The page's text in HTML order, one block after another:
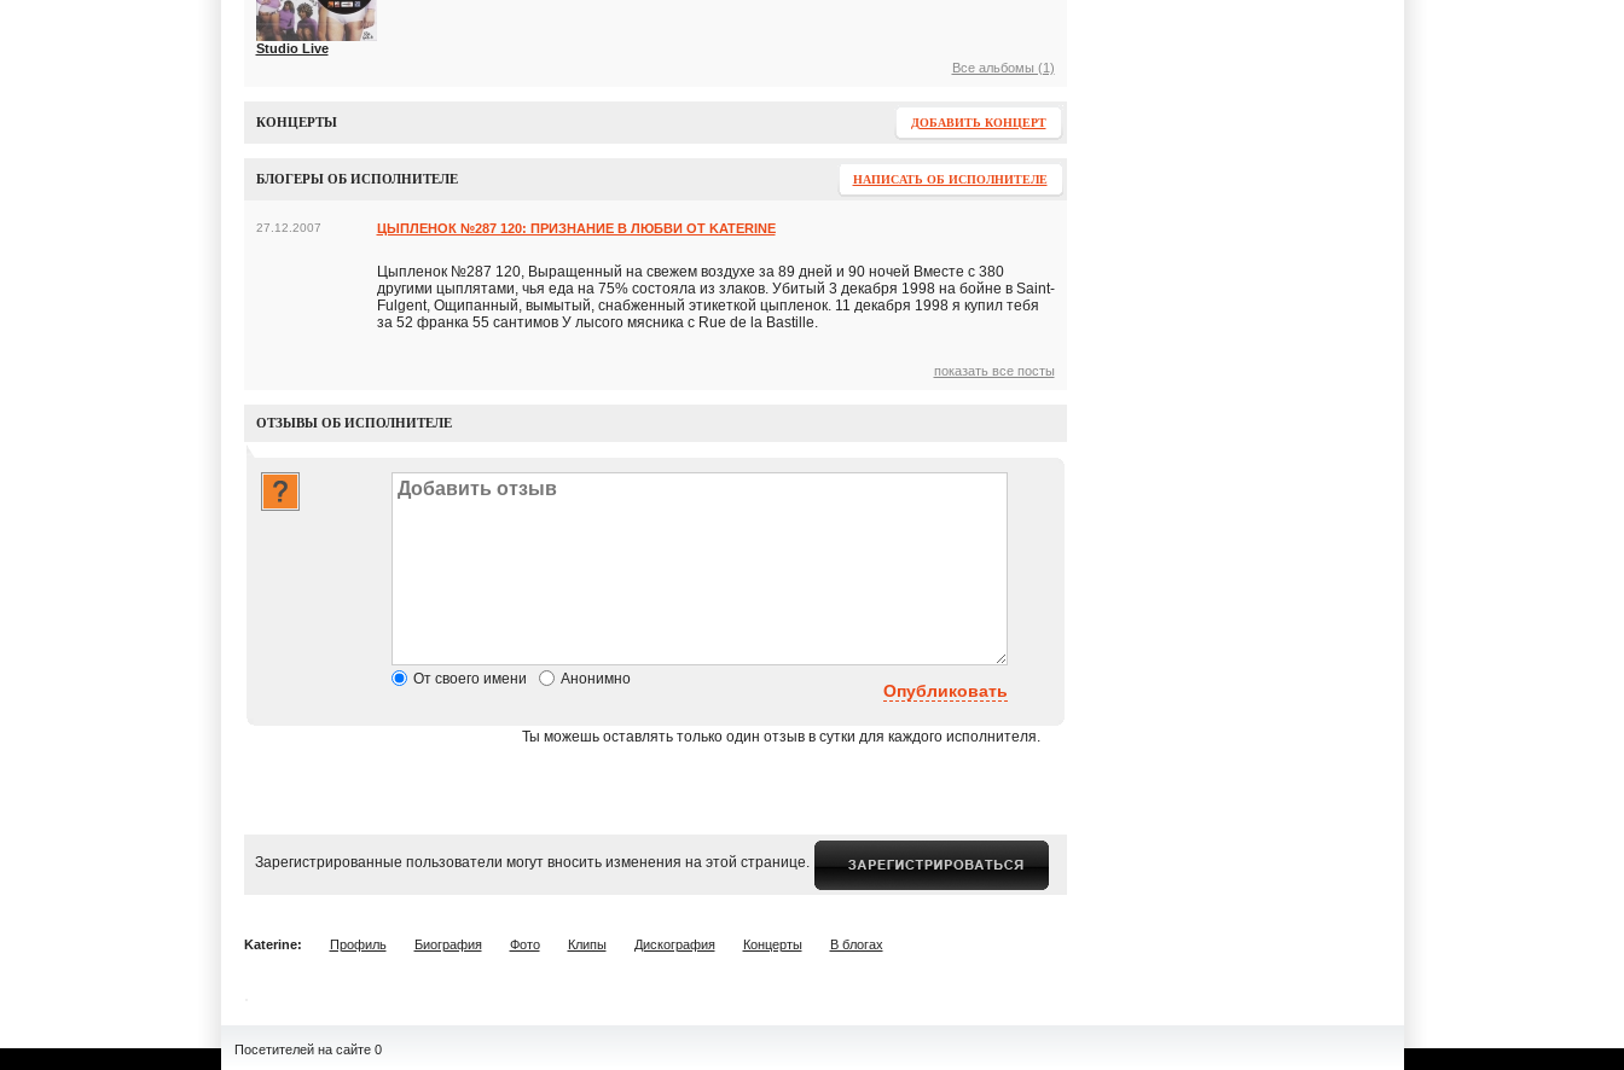
Studio Live
Все альбомы (1)
КОНЦЕРТЫ ДОБАВИТЬ КОНЦЕРТ
БЛОГЕРЫ ОБ ИСПОЛНИТЕЛЕ НАПИСАТЬ ОБ ИСПОЛНИТЕЛЕ
27.12.2007 ЦЫПЛЕНОК №287 120: ПРИЗНАНИЕ В ЛЮБВИ ОТ KATERINE
Цыпленок №287 120, Выращенный на свежем воздухе за 89 дней и 90 ночей Вместе с 380
другими цыплятами, чья еда на 75% состояла из злаков. Убитый 3 декабря 1998 на бойне в Saint-
Fulgent, Ощипанный, вымытый, снабженный этикеткой цыпленок. 11 декабря 1998 я купил тебя
за 52 франка 55 сантимов У лысого мясника с Rue de la Bastille.
показать все посты
ОТЗЫВЫ ОБ ИСПОЛНИТЕЛЕ
От своего имени Анонимно
Опубликовать
Ты можешь оставлять только один отзыв в сутки для каждого исполнителя.
Зарегистрированные пользователи могут вносить изменения на этой странице.
Katerine: Профиль Биография Фото Клипы Дискография Концерты В блогах
Посетителей на сайте 0